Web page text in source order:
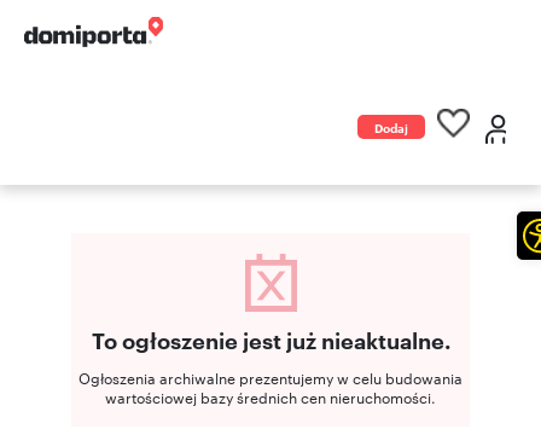
Dodaj
To ogłoszenie jest już nieaktualne.
Ogłoszenia archiwalne prezentujemy w celu budowania
wartościowej bazy średnich cen nieruchomości.